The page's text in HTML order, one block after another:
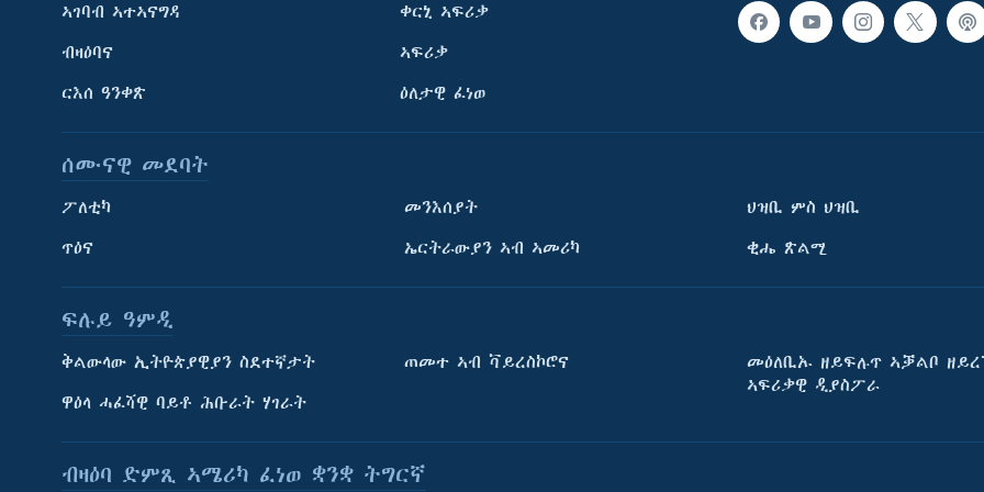
ትምህርቲ እንግሊዝኛ
ማሕበራዊ ገጻትና
ኣገባብ ኣተኣናግዳ
ብዛዕባና
ርእሰ ዓንቀጽ
ቀርኒ ኣፍሪቃ
ኣፍሪቃ
ዕለታዊ ፈነወ
ሰሙናዊ መደባት
ፖለቲካ
ጥዕና
መንእሰያት
ኤርትራውያን ኣብ ኣመሪካ
ህዝቢ ምስ ህዝቢ
ቂሔ ጽልሚ
ፍሉይ ዓምዲ
ቅልውላው ኢትዮጵያዊያን ስደተኛታት
ዋዕላ ሓፈሻዊ ባይቶ ሕቡራት ሃገራት
ጠመተ ኣብ ቫይረስኮሮና
መዕለቢኡ ዘይፍሉጥ ኣቓልቦ
ኣፍሪቃዊ ዲያስፖራ
ብዛዕባ ድምጺ ኣሜሪካ ፈነወ ቋንቋ ትግርኛ